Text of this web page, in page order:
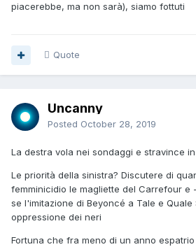
piacerebbe, ma non sarà), siamo fottuti
Quote
Uncanny
Posted October 28, 2019
La destra vola nei sondaggi e stravince in
Le priorità della sinistra? Discutere di
femminicidio le magliette del Carrefour e
se l'imitazione di Beyoncé a Tale e
oppressione dei neri
Fortuna che fra meno di un anno espatrio